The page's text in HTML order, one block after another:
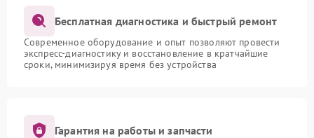
Бесплатная диагностика и быстрый ремонт
Современное оборудование и опыт позволяют провести
экспресс-диагностику и восстановление в кратчайшие
сроки, минимизируя время без устройства
Гарантия на работы и запчасти